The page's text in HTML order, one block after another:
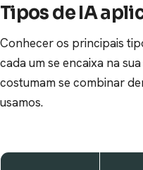
Tipos de IA
Conhecer os principais
cada um se encaixa na
costumam se combinar
usamos.